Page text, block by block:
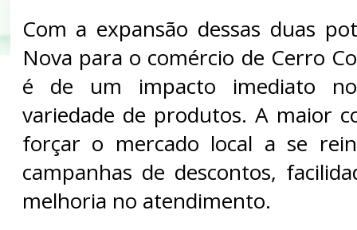
Com a expansão dessas duas
Nova para o comércio de Cerro
é de um impacto imediato
variedade de produtos. A maior
forçar o mercado local a se
campanhas de descontos,
melhoria no atendimento.